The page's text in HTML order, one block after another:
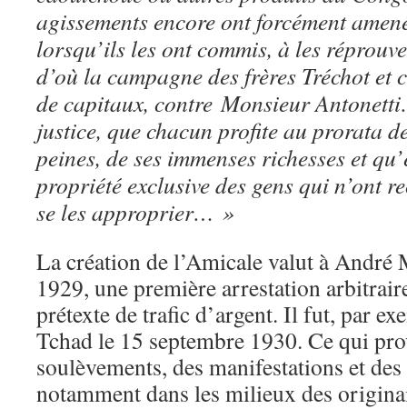
agissements encore ont forcément
lorsqu’ils les ont commis, à les
d’où la campagne des frères Tréchot et
de capitaux, contre Monsieur
justice, que chacun profite au prorata
peines, de ses immenses richesses et
propriété exclusive des gens qui n’ont
se les approprier… »
La création de l’Amicale valut à André
1929, une première arrestation
prétexte de trafic d’argent. Il fut, par
Tchad le 15 septembre 1930. Ce qui
soulèvements, des manifestations et
notamment dans les milieux des